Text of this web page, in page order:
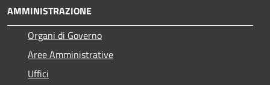
AMMINISTRAZIONE
Organi di Governo
Aree Amministrative
Uffici